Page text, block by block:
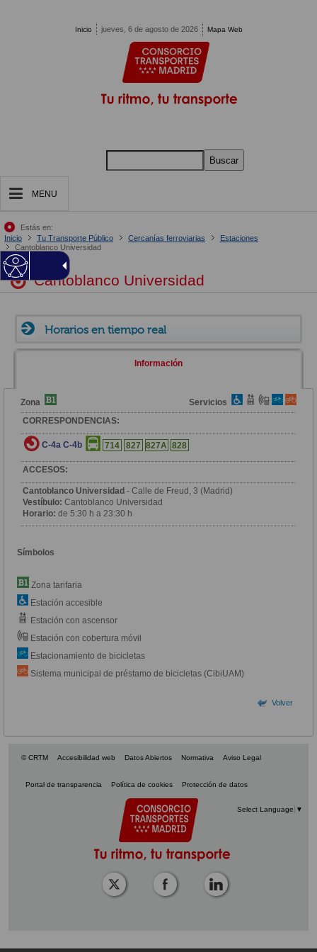
Inicio jueves, 6 de agosto de 2026 Mapa Web
Buscar
MENU
Estás en:
Inicio
Tu Transporte Público Cercanías ferroviarias
Estaciones
Cantoblanco Universidad
Cantoblanco Universidad
Horarios en tiempo real
Información
Zona
Servicios
CORRESPONDENCIAS:
C-4a C-4b 714 827 827A 828
ACCESOS:
Cantoblanco Universidad - Calle de Freud, 3 (Madrid)
Vestíbulo: Cantoblanco Universidad
Horario: de 5:30 h a 23:30 h
Símbolos
Zona tarifaria
Estación accesible
Estación con ascensor
Estación con cobertura móvil
Estacionamiento de bicicletas
Sistema municipal de préstamo de bicicletas (CibiUAM)
Volver
© CRTM Accesibilidad web Datos Abiertos Normativa Aviso Legal
Portal de transparencia Política de cookies Protección de datos
Select Language ▼